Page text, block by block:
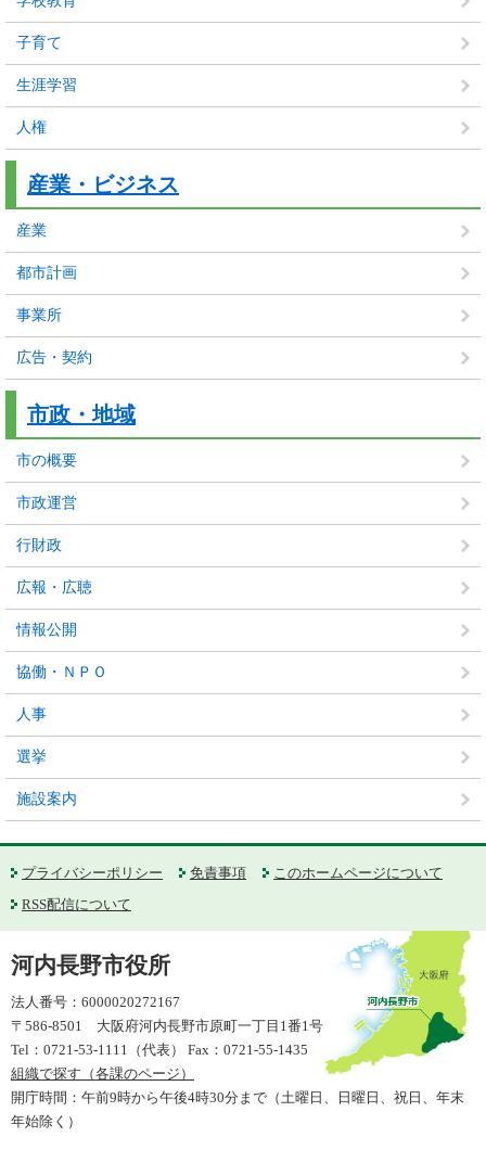
子育て
生涯学習
人権
産業・ビジネス
産業
都市計画
事業所
広告・契約
市政・地域
市の概要
市政運営
行財政
広報・広聴
情報公開
協働・ＮＰＯ
人事
選挙
施設案内
プライバシーポリシー 免責事項
このホームページについて
RSS配信について
河内長野市役所
法人番号：6000020272167
〒586-8501 大阪府河内長野市原町一丁目1番1号
Tel：0721-53-1111（代表） Fax：0721-55-1435
組織で探す（各課のページ）
開庁時間：午前9時から午後4時30分まで（土曜日、日曜日、祝日、年末
年始除く）